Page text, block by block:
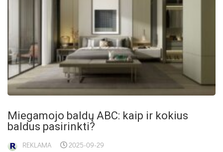
Miegamojo baldų ABC: kaip ir kokius
baldus pasirinkti?
REKLAMA 2025-09-29